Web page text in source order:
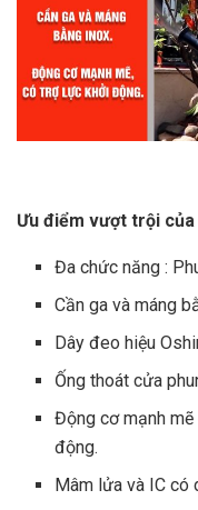
Ưu điểm vượt trội của
Đa chức năng :
Cần ga và máng
Dây đeo hiệu
Ống thoát cửa
Động cơ mạnh
động.
Mâm lửa và IC có